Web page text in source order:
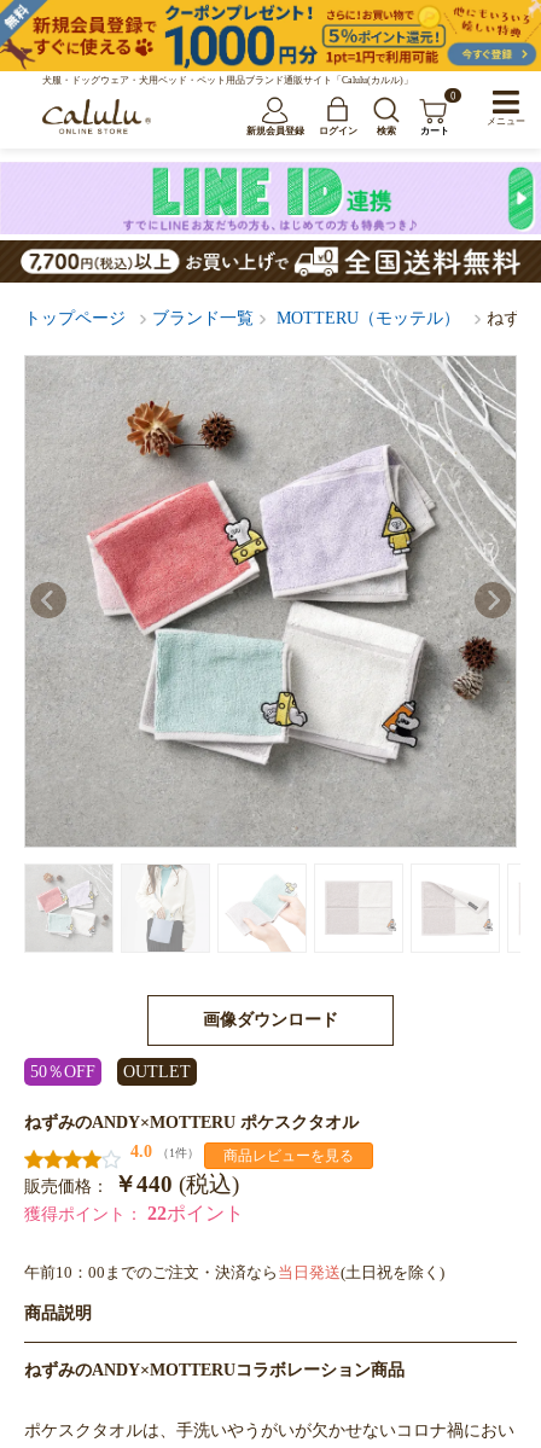
犬服・ドッグウェア・犬用ベッド・ペット用品ブランド通販サイト「Calulu(カルル)」
新規会員登録 ログイン 検索
0
カート
トップページ ブランド一覧 MOTTERU（モッテル） ねず
画像ダウンロード
50％OFF OUTLET
ねずみのANDY×MOTTERU ポケスクタオル
4.0
（1件） 商品レビューを見る
販売価格： ￥440 (税込)
獲得ポイント： 22ポイント
午前10：00までのご注文・決済なら 当日発送(土日祝を除く)
商品説明
ねずみのANDY×MOTTERUコラボレーション商品
ポケスクタオルは、手洗いやうがいが欠かせないコロナ禍におい
メニュー